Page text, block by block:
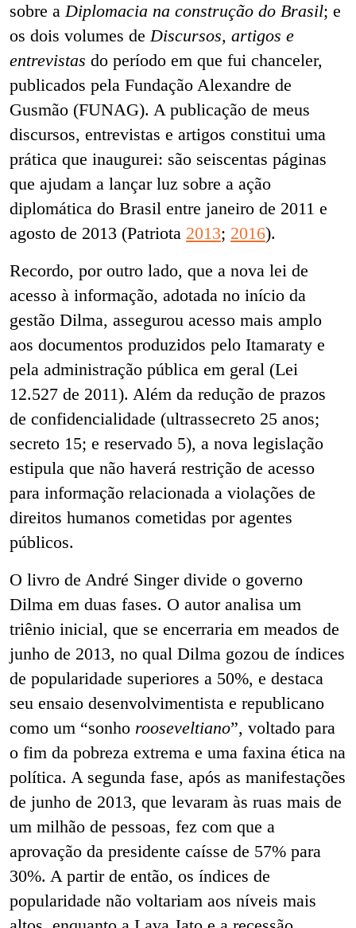
sobre aDiplomacia na construção do Brasil; e
os dois volumes deDiscursos, artigos e
entrevistas do período em que fui chanceler,
publicados pela Fundação Alexandre de
Gusmão (FUNAG). A publicação de meus
discursos, entrevistas e artigos constitui uma
prática que inaugurei: são seiscentas páginas
que ajudam a lançar luz sobre a ação
diplomática do Brasil entre janeiro de 2011 e
agosto de 2013 (Patriota 2013; 2016).
Recordo, por outro lado, que a nova lei de
acesso à informação, adotada no início da
gestão Dilma, assegurou acesso mais amplo
aos documentos produzidos pelo Itamaraty e
pela administração pública em geral (Lei
12.527 de 2011). Além da redução de prazos
de confidencialidade (ultrassecreto 25 anos;
secreto 15; e reservado 5), a nova legislação
estipula que não haverá restrição de acesso
para informação relacionada a violações de
direitos humanos cometidas por agentes
públicos.
O livro de André Singer divide o governo
Dilma em duas fases. O autor analisa um
triênio inicial, que se encerraria em meados de
junho de 2013, no qual Dilma gozou de índices
de popularidade superiores a 50%, e destaca
seu ensaio desenvolvimentista e republicano
como um “sonho rooseveltiano”, voltado para
o fim da pobreza extrema e uma faxina ética na
política. A segunda fase, após as manifestações
de junho de 2013, que levaram às ruas mais de
um milhão de pessoas, fez com que a
aprovação da presidente caísse de 57% para
30%. A partir de então, os índices de
popularidade não voltariam aos níveis mais